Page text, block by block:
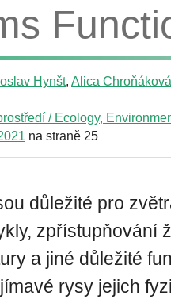
Hynšt, Alica Chroňáková
/ Ecology,
na straně 25
důležité pro
zpřístupňování
a jiné důležité
rysy jejich